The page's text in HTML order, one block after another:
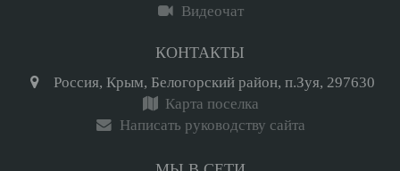
Видеочат
КОНТАКТЫ
Россия, Крым, Белогорский район, п.Зуя, 297630
Карта поселка
Написать руководству сайта